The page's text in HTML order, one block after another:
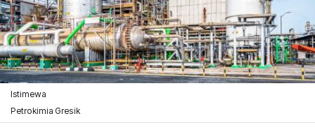
Istimewa
Petrokimia Gresik